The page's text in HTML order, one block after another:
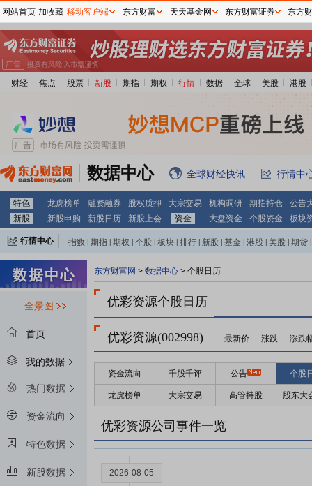
财经 焦点 股票 新股 期指 期权 行情 数据 全球 美股 港股
数据中心 全球财经快讯 行情中
特色 龙虎榜单 融资融券 股权质押 大宗交易 机构调研 期指持仓
公告
新股
新股申购 新股日历 新股上会 资金 大盘资金 个股资金 板块
行情中心 指数 期指 期权 个股 板块 排行 新股 基金 港股 美股 期货
全景图
首页
我的数据
热门数据
资金流向
特色数据
新股数据
东方财富网 > 数据中心 > 个股日历
优彩资源个股日历
优彩资源(002998) 最新价 - 涨跌 - 涨跌
资金流向 千股千评 公告 个股
龙虎榜单 大宗交易 高管持股 股东大
优彩资源公司事件一览
2028-09-04
限售解禁日：2028年09月04日
2028-01-07
2027-09-02
限售解禁日：2027年09月02日
2027-01-07
2026-09-02
限售解禁日：
2026-08-05
网站首页 加收藏 移动客户端 东方财富 天天基金网 东方财富证券 东方